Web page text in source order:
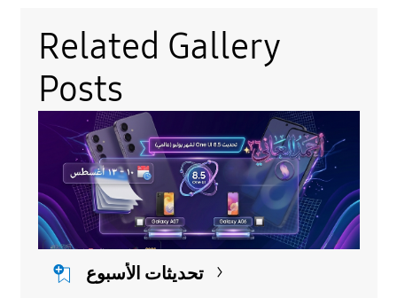
Related Gallery
Posts
تحديثات الأسبوع